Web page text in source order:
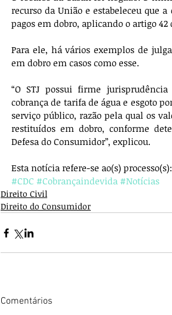
recurso da União e estabeleceu que
pagos em dobro, aplicando o artigo
Para ele, há vários exemplos de
em dobro em casos como esse.
“O STJ possui firme
cobrança de tarifa de água e esgoto
serviço público, razão pela qual os
restituídos em dobro, conforme
Defesa do Consumidor”, explicou.
Esta notícia refere-se ao(s) processo(s):
#CDC #Cobrançaindevida #Notícias
Direito Civil
Direito do Consumidor
Comentários